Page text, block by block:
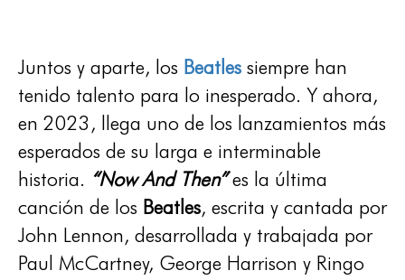
Juntos y aparte, los Beatles siempre han
tenido talento para lo inesperado. Y ahora,
en 2023, llega uno de los lanzamientos más
esperados de su larga e interminable
historia. “Now And Then”es la última
canción de los Beatles, escrita y cantada por
John Lennon, desarrollada y trabajada por
Paul McCartney, George Harrison y Ringo